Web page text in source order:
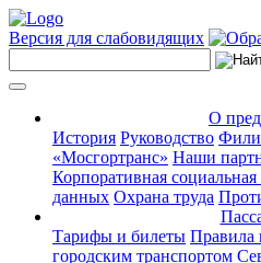
Версия для слабовидящих
О
История Руководство
«Мосгортранс» Наши
Корпоративная
данных Охрана труда
Тарифы и билеты Правила
городским транспортом